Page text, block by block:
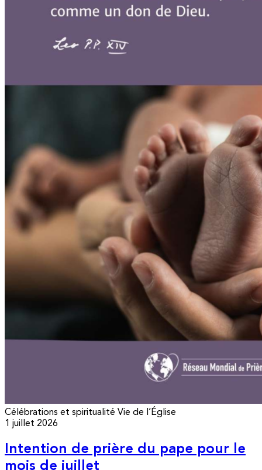
Célébrations et spiritualité Vie de l’Église
1 juillet 2026
Intention de prière du pape pour le
mois de juillet